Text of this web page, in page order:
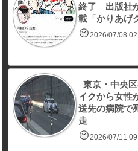
終了 出版社
載「かりあげ
2026/07/08
東京・中央
イクから女
送先の病院で
走
2026/07/11